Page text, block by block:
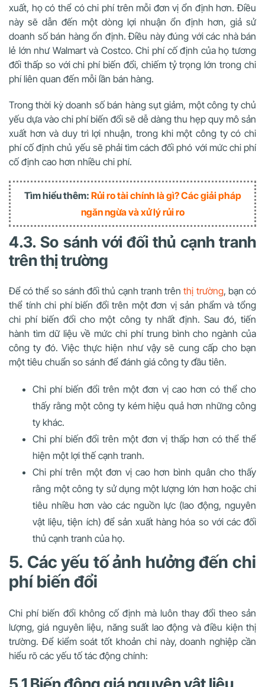
xuất, họ có thể có chi phí trên mỗi đơn vị ổn định hơn. Điều
này sẽ dẫn đến một dòng lợi nhuận ổn định hơn, giả sử
doanh số bán hàng ổn định. Điều này đúng với các nhà bán
lẻ lớn như Walmart và Costco. Chi phí cố định của họ tương
đối thấp so với chi phí biến đổi, chiếm tỷ trọng lớn trong chi
phí liên quan đến mỗi lần bán hàng.
Trong thời kỳ doanh số bán hàng sụt giảm, một công ty chủ
yếu dựa vào chi phí biến đổi sẽ dễ dàng thu hẹp quy mô sản
xuất hơn và duy trì lợi nhuận, trong khi một công ty có chi
phí cố định chủ yếu sẽ phải tìm cách đối phó với mức chi phí
cố định cao hơn nhiều chi phí.
Tìm hiểu thêm: Rủi ro tài chính là gì? Các giải pháp
ngăn ngừa và xử lý rủi ro
4.3. So sánh với đối thủ cạnh tranh
trên thị trường
Để có thể so sánh đối thủ cạnh tranh trênthị trường, bạn có
thể tính chi phí biến đổi trên một đơn vị sản phẩm và tổng
chi phí biến đổi cho một công ty nhất định. Sau đó, tiến
hành tìm dữ liệu về mức chi phí trung bình cho ngành của
công ty đó. Việc thực hiện như vậy sẽ cung cấp cho bạn
một tiêu chuẩn so sánh để đánh giá công ty đầu tiên.
Chi phí biến đổi trên một đơn vị cao hơn có thể cho
thấy rằng một công ty kém hiệu quả hơn những công
ty khác.
Chi phí biến đổi trên một đơn vị thấp hơn có thể thể
hiện một lợi thế cạnh tranh.
Chi phí trên một đơn vị cao hơn bình quân cho thấy
rằng một công ty sử dụng một lượng lớn hơn hoặc chi
tiêu nhiều hơn vào các nguồn lực (lao động, nguyên
vật liệu, tiện ích) để sản xuất hàng hóa so với các đối
thủ cạnh tranh của họ.
5. Các yếu tố ảnh hưởng đến chi
phí biến đổi
Chi phí biến đổi không cố định mà luôn thay đổi theo sản
lượng, giá nguyên liệu, năng suất lao động và điều kiện thị
trường. Để kiểm soát tốt khoản chi này, doanh nghiệp cần
hiểu rõ các yếu tố tác động chính: